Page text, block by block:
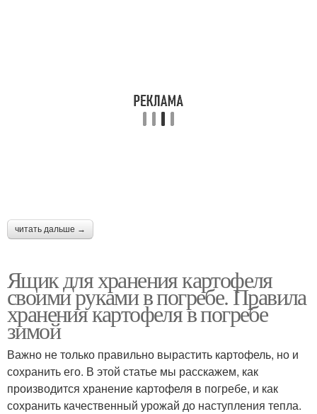
читать дальше →
Ящик для хранения картофеля
своими руками в погребе. Правила
хранения картофеля в погребе
зимой
Важно не только правильно вырастить картофель, но и
сохранить его. В этой статье мы расскажем, как
производится хранение картофеля в погребе, и как
сохранить качественный урожай до наступления тепла.